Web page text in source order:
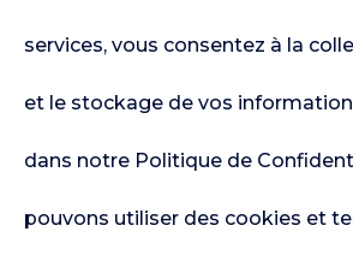
services, vous consentez à la
et le stockage de vos
dans notre Politique de
pouvons utiliser des cookies et